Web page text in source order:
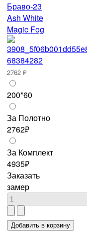
Браво-23
Ash White
Magic Fog
2762 ₽
200*60
За Полотно
2762₽
За Комплект
4935₽
Заказать
замер